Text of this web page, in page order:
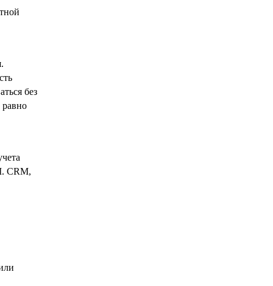
без
равно
CRM,